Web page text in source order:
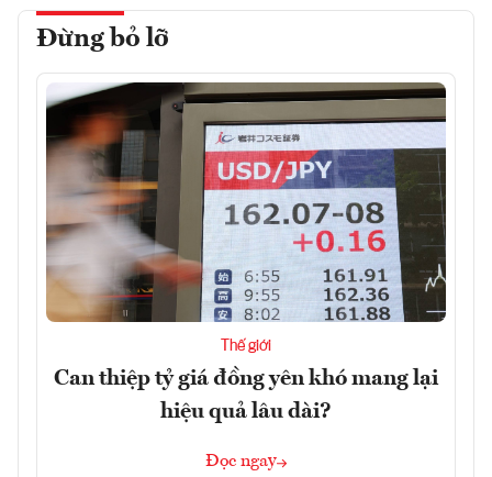
Đừng bỏ lỡ
Thế giới
Can thiệp tỷ giá đồng yên khó mang lại
hiệu quả lâu dài?
Đọc ngay